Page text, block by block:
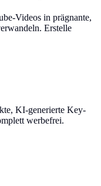
Videos in prägnante,
Erstelle
KI-generierte Key-
werbefrei.